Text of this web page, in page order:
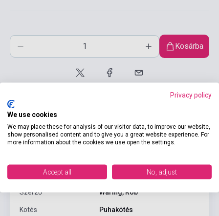
Kosárba
Termékjellemzők
9781424011209
Szerző Waring, Rob
Kötés Puhakötés
Privacy policy
We use cookies
We may place these for analysis of our visitor data, to improve our website,
show personalised content and to give you a great website experience. For
more information about the cookies we use open the settings.
Accept all No, adjust